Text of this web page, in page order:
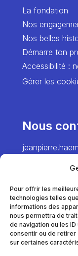
Pour offrir les
technologies telles
informations des
nous permettra de
de navigation ou les
consentir ou de
sur certaines
La fondation
Nos
Nos belles
Démarre ton
Accessibilité :
Gérer les
Nous
Manager –
→ Project